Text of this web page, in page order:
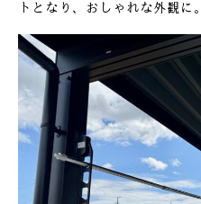
トとなり、おしゃれな外観に。